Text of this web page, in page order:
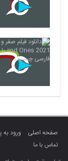
صفحه اصلی ورود به
تماس با ما